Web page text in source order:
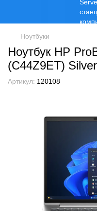
Ноутбуки
Ноутбук HP
(C44Z9ET) Silver
Артикул: 120108